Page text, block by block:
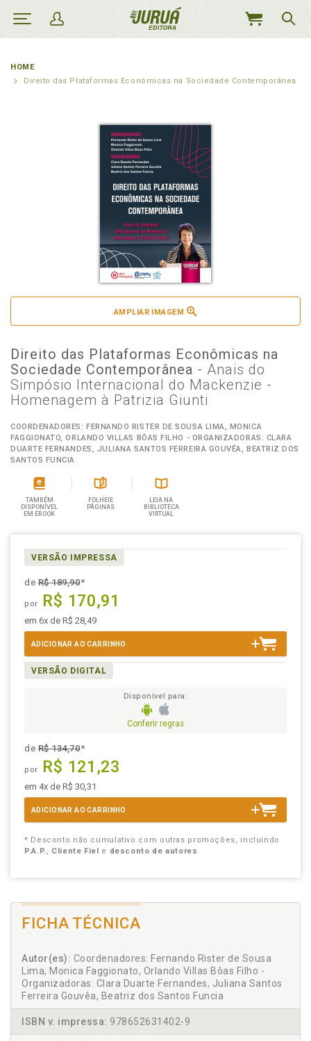
MEU
HOME
Direito das Plataformas Econômicas na Sociedade Contemporânea
AMPLIAR IMAGEM
Direito das Plataformas Econômicas na
Sociedade Contemporânea - Anais do
Simpósio Internacional do Mackenzie -
Homenagem à Patrizia Giunti
COORDENADORES: FERNANDO RISTER DE SOUSA LIMA, MONICA
FAGGIONATO, ORLANDO VILLAS BÔAS FILHO - ORGANIZADORAS: CLARA
DUARTE FERNANDES, JULIANA SANTOS FERREIRA GOUVÊA, BEATRIZ DOS
SANTOS FUNCIA
TAMBÉM
DISPONÍVEL
EM EBOOK
FOLHEIE
PÁGINAS
LEIA NA
BIBLIOTECA
VIRTUAL
VERSÃO IMPRESSA
deR$ 189,90*
por R$ 170,91
em 6x de R$ 28,49
ADICIONAR AO CARRINHO
VERSÃO DIGITAL
Disponível para:
Conferir regras
deR$ 134,70*
por R$ 121,23
em 4x de R$ 30,31
ADICIONAR AO CARRINHO
* Desconto não cumulativo com outras promoções, incluindo
P.A.P., Cliente Fiel e desconto de autores
FICHA TÉCNICA
Autor(es): Coordenadores: Fernando Rister de Sousa
Lima, Monica Faggionato, Orlando Villas Bôas Filho -
Organizadoras: Clara Duarte Fernandes, Juliana Santos
Ferreira Gouvêa, Beatriz dos Santos Funcia
ISBN v. impressa: 978652631402-9